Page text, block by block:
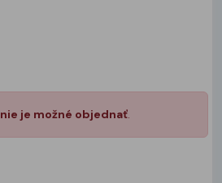
nie je možné objednať.